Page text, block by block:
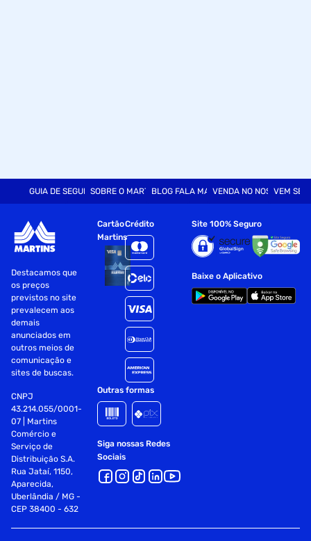
GUIA DE SEGURANÇASOBRE O MARTINSBLOG FALA MARTVENDA NO NOSSO SITE
VEM SER
Destacamos que
os preços
previstos no site
prevalecem aos
demais
anunciados em
outros meios de
comunicação e
sites de buscas.
CNPJ
43.214.055/0001-
07 | Martins
Comércio e
Serviço de
Distribuição S.A.
Rua Jataí, 1150,
Aparecida,
Uberlândia / MG -
CEP 38400 - 632
Cartão
Martins
Crédito
Outras formas
Siga nossas Redes
Sociais
Site 100% Seguro
Baixe o Aplicativo